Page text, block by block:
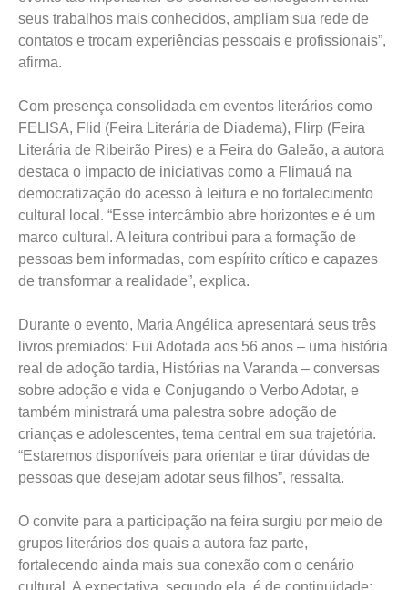
afirma.
Com presença consolidada em eventos literários como
Literária de Ribeirão Pires) e a Feira do Galeão, a autora
destaca o impacto de iniciativas como a Flimauá na
democratização do acesso à leitura e no fortalecimento
cultural local. “Esse intercâmbio abre horizontes e é um
marco cultural. A leitura contribui para a formação de
pessoas bem informadas, com espírito crítico e capazes
de transformar a realidade”, explica.
Durante o evento, Maria Angélica apresentará seus três
real de adoção tardia, Histórias na Varanda – conversas
sobre adoção e vida e Conjugando o Verbo Adotar, e
também ministrará uma palestra sobre adoção de
crianças e adolescentes, tema central em sua trajetória.
“Estaremos disponíveis para orientar e tirar dúvidas de
pessoas que desejam adotar seus filhos”, ressalta.
O convite para a participação na feira surgiu por meio de
fortalecendo ainda mais sua conexão com o cenário
cultural. A expectativa, segundo ela, é de continuidade:
“Tenho certeza de que será um evento cultural e social
lindo e inesquecível”, destaca, já vislumbrando futuras